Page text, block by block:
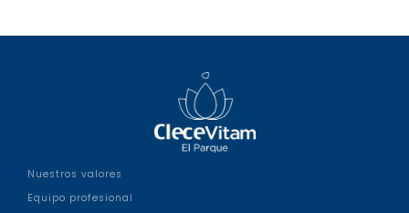
Nuestros valores
Equipo profesional